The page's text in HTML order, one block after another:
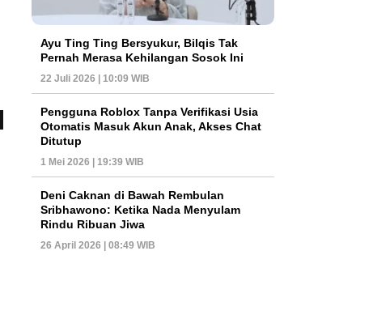
Ayu Ting Ting Bersyukur, Bilqis Tak
Pernah Merasa Kehilangan Sosok Ini
22 Juli 2026 | 10:09 WIB
Pengguna Roblox Tanpa Verifikasi Usia
Otomatis Masuk Akun Anak, Akses Chat
Ditutup
1 Mei 2026 | 19:39 WIB
Deni Caknan di Bawah Rembulan
Sribhawono: Ketika Nada Menyulam
Rindu Ribuan Jiwa
26 April 2026 | 08:49 WIB